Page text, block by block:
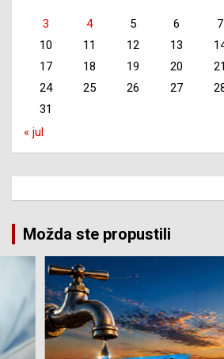
3
4 5 6 7
10
11 12 13
17
18 19 20 21
24
25 26 27
31
« jul
Možda ste propustili